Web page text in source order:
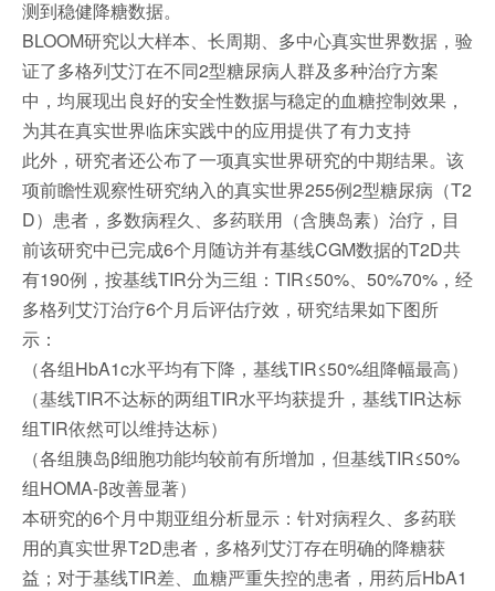
测到稳健降糖数据。
BLOOM研究以大样本、长周期、多中心真实世界数据，验
证了多格列艾汀在不同2型糖尿病人群及多种治疗方案
中，均展现出良好的安全性数据与稳定的血糖控制效果，
为其在真实世界临床实践中的应用提供了有力支持
此外，研究者还公布了一项真实世界研究的中期结果。该
项前瞻性观察性研究纳入的真实世界255例2型糖尿病（T2
D）患者，多数病程久、多药联用（含胰岛素）治疗，目
前该研究中已完成6个月随访并有基线CGM数据的T2D共
有190例，按基线TIR分为三组：TIR≤50%、50%70%，经
多格列艾汀治疗6个月后评估疗效，研究结果如下图所
示：
（各组HbA1c水平均有下降，基线TIR≤50%组降幅最高）
（基线TIR不达标的两组TIR水平均获提升，基线TIR达标
组TIR依然可以维持达标）
（各组胰岛β细胞功能均较前有所增加，但基线TIR≤50%
组HOMA-β改善显著）
本研究的6个月中期亚组分析显示：针对病程久、多药联
用的真实世界T2D患者，多格列艾汀存在明确的降糖获
益；对于基线TIR差、血糖严重失控的患者，用药后HbA1